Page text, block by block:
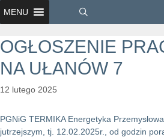
MENU
OGŁOSZENIE
NA UŁANÓW 7
12 lutego 2025
PGNiG TERMIKA Energetyka
jutrzejszym, tj. 12.02.2025r., od godzin